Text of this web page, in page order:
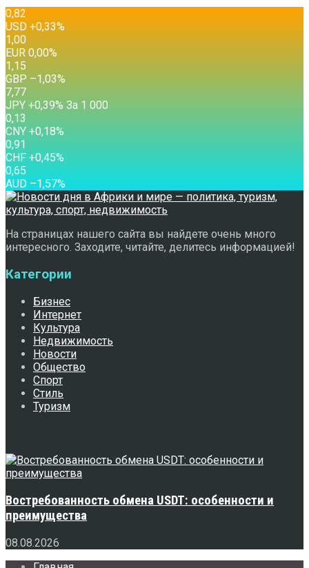
0,82
USD +0,33%
1,00
EUR 0,00%
1,15
GBP –1,03%
7,77
JPY +0,39% За 1 000
0,13
CNY +0,18%
0,91
CHF +0,45%
0,65
AUD –1,57%
На страницах нашего сайта вы найдете очень много
интересного. Заходите, читайте, делитесь информацией!
Категории
Бизнес
Интернет
Культура
Недвижимость
Новости
Общество
Спорт
Стиль
Туризм
Востребованность обмена USDT: особенности и
преимущества
08.08.2026